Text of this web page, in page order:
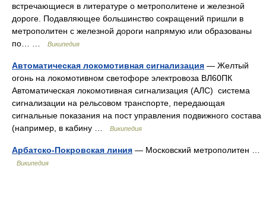
встречающиеся в литературе о метрополитене и железной
дороге. Подавляющее большинство сокращений пришли в
метрополитен с железной дороги напрямую или образованы
по… …
Википедия
Автоматическая локомотивная сигнализация — Желтый
огонь на локомотивном светофоре электровоза ВЛ60ПК
Автоматическая локомотивная сигнализация (АЛС) система
сигнализации на рельсовом транспорте, передающая
сигнальные показания на пост управления подвижного состава
(например, в кабину …
Википедия
Арбатско-Покровская линия — Московский метрополитен …
Википедия